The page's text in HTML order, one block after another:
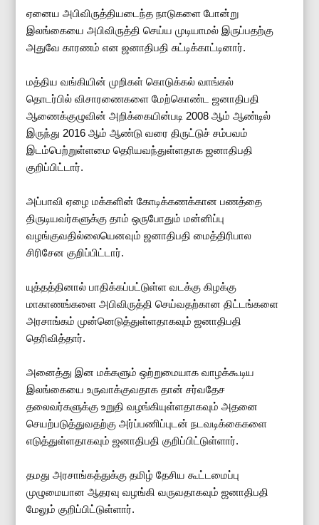
ஏனைய அபிவிருத்தியடைந்த நாடுகளை போன்று
இலங்கையை அபிவிருத்தி செய்ய முடியாமல் இருப்பதற்கு
அதுவே காரணம் என ஜனாதிபதி சுட்டிக்காட்டினார்.
மத்திய வங்கியின் முறிகள் கொடுக்கல் வாங்கல்
தொடர்பில் விசாரணைகளை மேற்கொண்ட ஜனாதிபதி
ஆணைக்குழுவின் அறிக்கையின்படி 2008 ஆம் ஆண்டில்
இருந்து 2016 ஆம் ஆண்டு வரை திருட்டுச் சம்பவம்
இடம்பெற்றுள்ளமை தெரியவந்துள்ளதாக ஜனாதிபதி
குறிப்பிட்டார்.
அப்பாவி ஏழை மக்களின் கோடிக்கணக்கான பணத்தை
திருடியவர்களுக்கு தாம் ஒருபோதும் மன்னிப்பு
வழங்குவதில்லையெனவும் ஜனாதிபதி மைத்திரிபால
சிரிசேன குறிப்பிட்டார்.
யுத்தத்தினால் பாதிக்கப்பட்டுள்ள வடக்கு கிழக்கு
மாகாணங்களை அபிவிருத்தி செய்வதற்கான திட்டங்களை
அரசாங்கம் முன்னெடுத்துள்ளதாகவும் ஜனாதிபதி
தெரிவித்தார்.
அனைத்து இன மக்களும் ஒற்றுமையாக வாழக்கூடிய
இலங்கையை உருவாக்குவதாக தான் சர்வதேச
தலைவர்களுக்கு உறுதி வழங்கியுள்ளதாகவும் அதனை
செயற்படுத்துவதற்கு அர்ப்பணிப்புடன் நடவடிக்கைகளை
எடுத்துள்ளதாகவும் ஜனாதிபதி குறிப்பிட்டுள்ளார்.
தமது அரசாங்கத்துக்கு தமிழ் தேசிய கூட்டமைப்பு
முழுமையான ஆதரவு வழங்கி வருவதாகவும் ஜனாதிபதி
மேலும் குறிப்பிட்டுள்ளார்.